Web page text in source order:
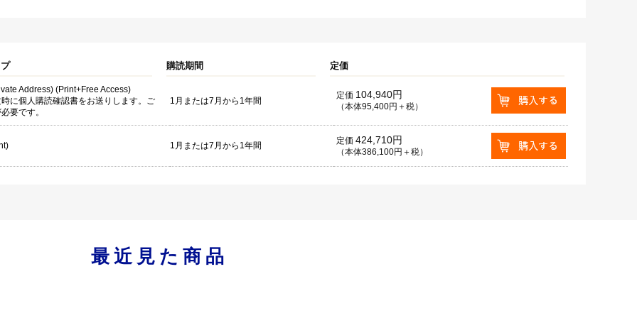
購読期間 定価
Address) (Print+Free Access)
に個人購読確認書をお送りします。ご
要です。
1月または7月から1年間
定価 104,940円
（本体95,400円＋税）
1月または7月から1年間 定価 424,710円
（本体386,100円＋税）
最近見た商品